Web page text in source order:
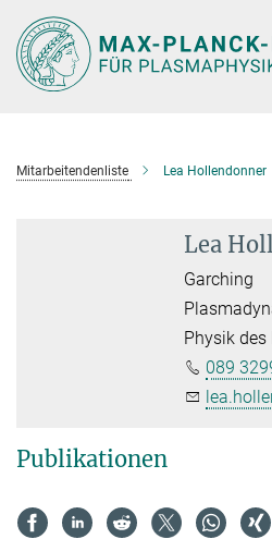
Hauptinhalt
Mitarbeitendenliste Lea Hollendonner
Lea
Garching
Physik
089
Publikationen